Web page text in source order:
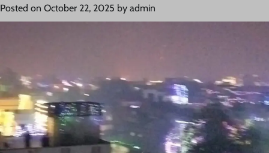
Posted on October 22, 2025 by admin